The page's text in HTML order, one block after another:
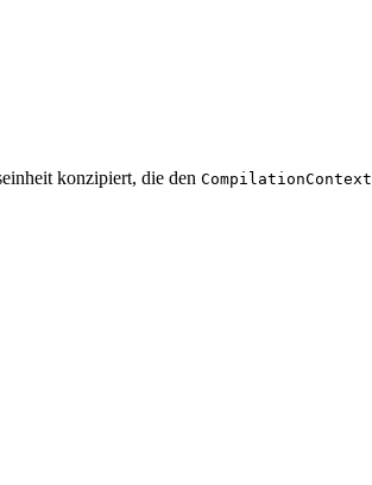
konzipiert, die den CompilationContext